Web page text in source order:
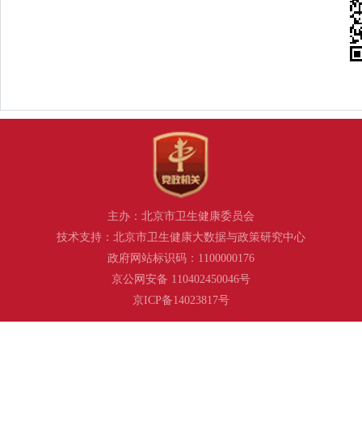
主办：北京市卫生健康委员会
技术支持：北京市卫生健康大数据与政策研究中心
政府网站标识码：1100000176
京公网安备 110402450046号
京ICP备14023817号